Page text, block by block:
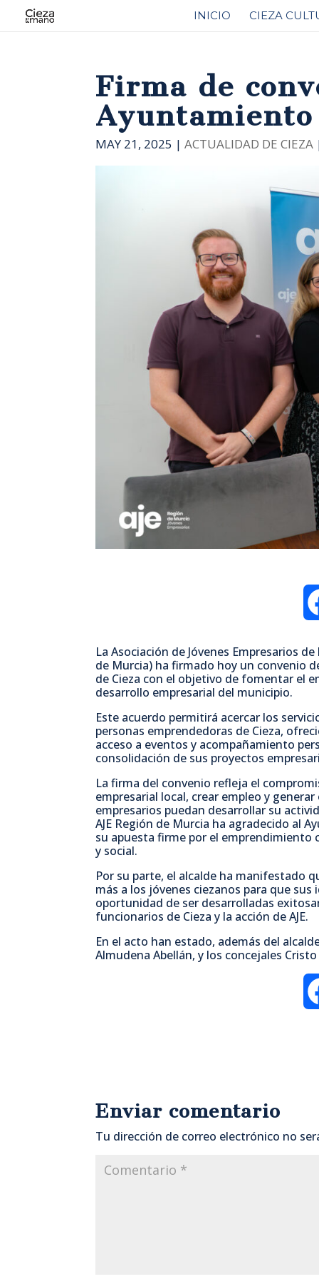
INICIO CIEZA
Firma de
Ayuntamiento
MAY 21, 2025 |ACTUALIDAD DE CIEZA
La Asociación de Jóvenes Empresarios
de Murcia) ha firmado hoy un convenio
de Cieza con el objetivo de fomentar el
desarrollo empresarial del municipio.
Este acuerdo permitirá acercar los
personas emprendedoras de Cieza,
acceso a eventos y acompañamiento
consolidación de sus proyectos
La firma del convenio refleja el
empresarial local, crear empleo y
empresarios puedan desarrollar su
AJE Región de Murcia ha agradecido al
su apuesta firme por el
y social.
Por su parte, el alcalde ha manifestado
más a los jóvenes ciezanos para que
oportunidad de ser desarrolladas
funcionarios de Cieza y la acción de AJE.
En el acto han estado, además del
Almudena Abellán, y los concejales
Enviar comentario
Tu dirección de correo electrónico no